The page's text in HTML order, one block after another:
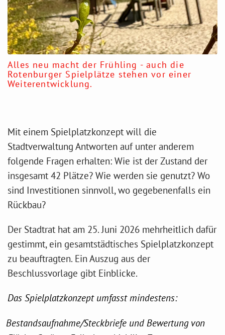
Alles neu macht der Frühling - auch die
Rotenburger Spielplätze stehen vor einer
Weiterentwicklung.
Mit einem Spielplatzkonzept will die
Stadtverwaltung Antworten auf unter anderem
folgende Fragen erhalten: Wie ist der Zustand der
insgesamt 42 Plätze? Wie werden sie genutzt? Wo
sind Investitionen sinnvoll, wo gegebenenfalls ein
Rückbau?
Der Stadtrat hat am 25. Juni 2026 mehrheitlich dafür
gestimmt, ein gesamtstädtisches Spielplatzkonzept
zu beauftragten. Ein Auszug aus der
Beschlussvorlage gibt Einblicke.
Das Spielplatzkonzept umfasst mindestens:
Bestandsaufnahme/Steckbriefe und Bewertung von